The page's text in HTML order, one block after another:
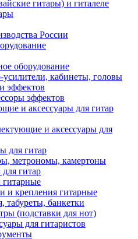
гитары) и гиталеле
России
оборудование
кабинеты, головы
эффектов
эффектов
и аксессуары для гитар
и аксессуары для
для гитар
метрономы, камертоны
гитар
и крепления гитарные
табуреты, банкетки
(подставки для нот)
для гитаристов